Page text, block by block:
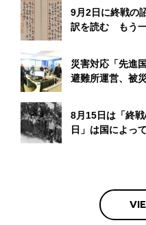
9月2日に終戦の
訳を読む もう一
災害対応「先進
避難所運営、被
8月15日は「終
日」は国によっ